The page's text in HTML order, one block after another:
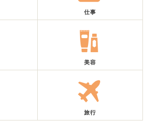
仕事
美容
旅行